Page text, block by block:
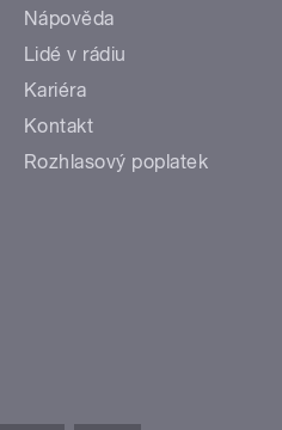
Nápověda
Lidé v rádiu
Kariéra
Kontakt
Rozhlasový poplatek